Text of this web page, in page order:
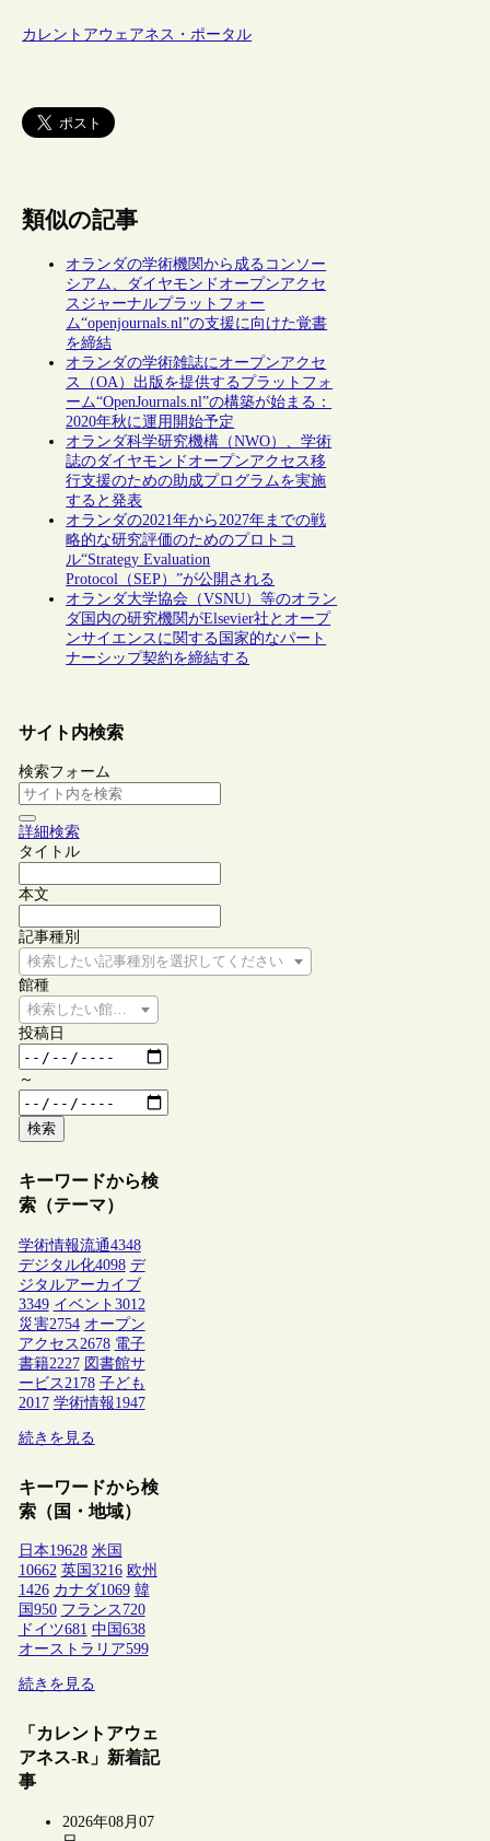
カレントアウェアネス・ポータル
類似の記事
オランダの学術機関から成るコンソー
シアム、ダイヤモンドオープンアクセ
スジャーナルプラットフォー
ム“openjournals.nl”の支援に向けた覚書
を締結
オランダの学術雑誌にオープンアクセ
ス（OA）出版を提供するプラットフォ
ーム“OpenJournals.nl”の構築が始まる：
2020年秋に運用開始予定
オランダ科学研究機構（NWO）、学術
誌のダイヤモンドオープンアクセス移
行支援のための助成プログラムを実施
すると発表
オランダの2021年から2027年までの戦
略的な研究評価のためのプロトコ
ル“Strategy Evaluation
Protocol（SEP）”が公開される
オランダ大学協会（VSNU）等のオラン
ダ国内の研究機関がElsevier社とオープ
ンサイエンスに関する国家的なパート
ナーシップ契約を締結する
サイト内検索
検索フォーム
詳細検索
タイトル
本文
記事種別
検索したい記事種別を選択してください
館種
検索したい館種を選択してください
投稿日
～
検索
キーワードから検
索（テーマ）
学術情報流通4348
デジタル化4098 デ
ジタルアーカイブ
3349 イベント 3012
災害2754 オープン
アクセス 2678 電子
書籍2227 図書館サ
ービス 2178 子ども
2017 学術情報1947
続きを見る
キーワードから検
索（国・地域）
日本19628 米国
10662 英国 3216 欧州
1426 カナダ1069 韓
国 950 フランス 720
ドイツ681 中国 638
オーストラリア599
続きを見る
「カレントアウェ
アネス-R」新着記
事
2026年08月07